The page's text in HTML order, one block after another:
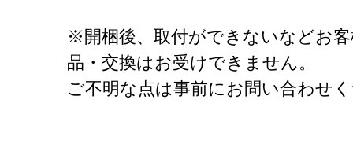
※開梱後、取付ができないなどお
品・交換はお受けできません。
ご不明な点は事前にお問い合わせ